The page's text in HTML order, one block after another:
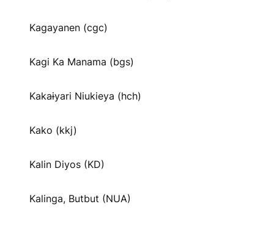
Kagayanen (cgc)
Kagi Ka Manama (bgs)
Kakaɨyari Niukieya (hch)
Kako (kkj)
Kalin Diyos (KD)
Kalinga, Butbut (NUA)